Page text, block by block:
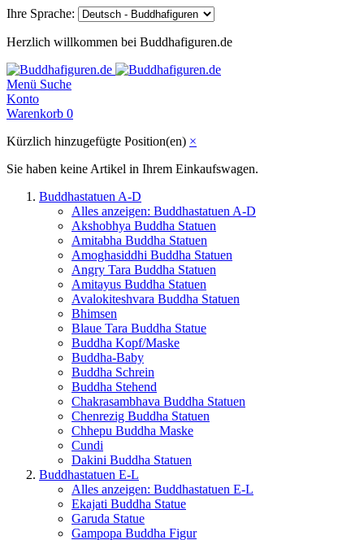
Ihre Sprache:
Herzlich willkommen bei Buddhafiguren.de
Menü Suche
Konto
Warenkorb 0
Kürzlich hinzugefügte Position(en) ×
Sie haben keine Artikel in Ihrem Einkaufswagen.
Buddhastatuen A-D
Alles anzeigen: Buddhastatuen A-D
Akshobhya Buddha Statuen
Amitabha Buddha Statuen
Amoghasiddhi Buddha Statuen
Angry Tara Buddha Statuen
Amitayus Buddha Statuen
Avalokiteshvara Buddha Statuen
Bhimsen
Blaue Tara Buddha Statue
Buddha Kopf/Maske
Buddha-Baby
Buddha Schrein
Buddha Stehend
Chakrasambhava Buddha Statuen
Chenrezig Buddha Statuen
Chhepu Buddha Maske
Cundi
Dakini Buddha Statuen
Buddhastatuen E-L
Alles anzeigen: Buddhastatuen E-L
Ekajati Buddha Statue
Garuda Statue
Gampopa Buddha Figur